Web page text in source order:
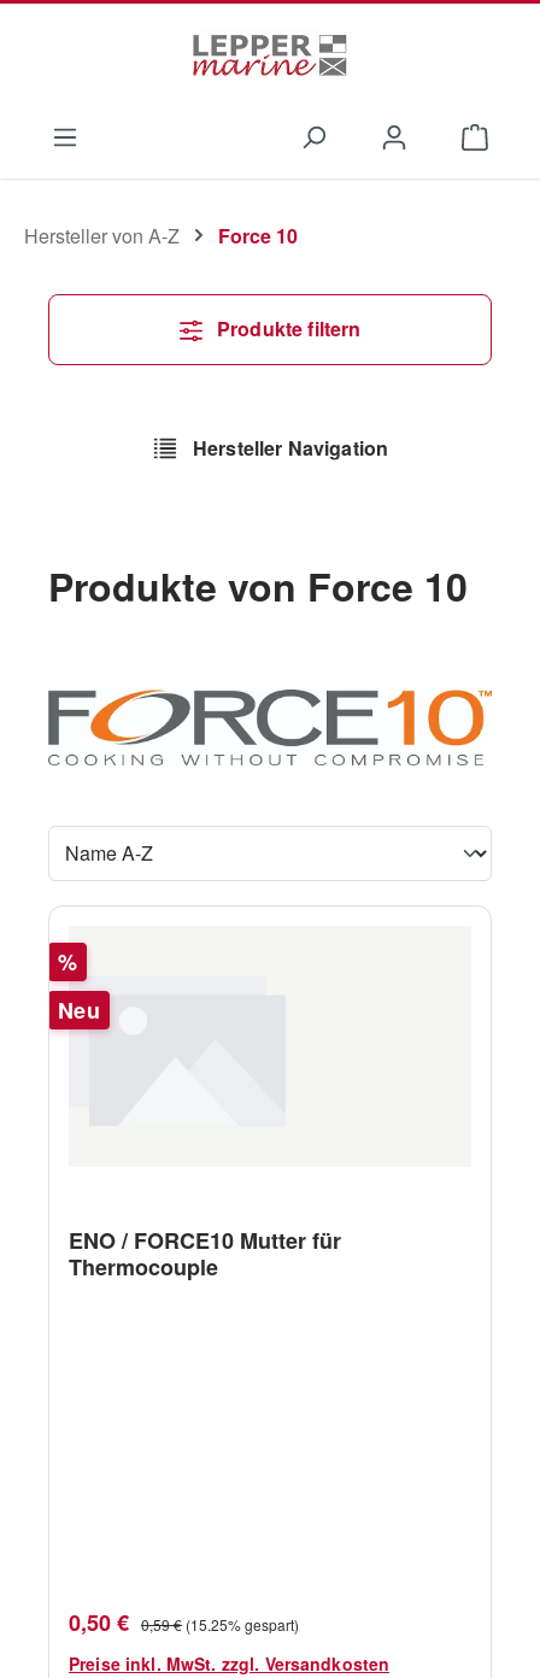
Hersteller von A-Z Force 10
Produkte filtern
Hersteller Navigation
Produkte von Force 10
Rabatt
%
Neu
ENO / FORCE10 Mutter für
Thermocouple
Verkaufspreis:
0,50 € Regulärer Preis:
0,59 € (15.25% gespart)
Preise inkl. MwSt. zzgl. Versandkosten